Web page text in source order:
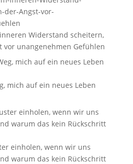
Widerstand scheitern,
vor unangenehmen Gefühlen
mich auf ein neues Leben
einholen, wenn wir uns
warum das kein Rückschritt